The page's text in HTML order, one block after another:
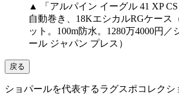
▲ 「アルパイン イーグル 41 XP CS
自動巻き、18KエシカルRGケース
ット。100m防水。1280万4000円
ール ジャパン プレス）
戻る
ショパールを代表するラグスポコレクシ